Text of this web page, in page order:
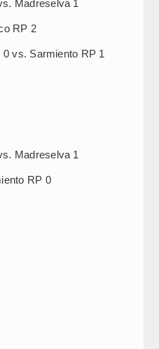
Madreselva 1
RP 2
vs. Sarmiento RP 1
Madreselva 1
RP 0